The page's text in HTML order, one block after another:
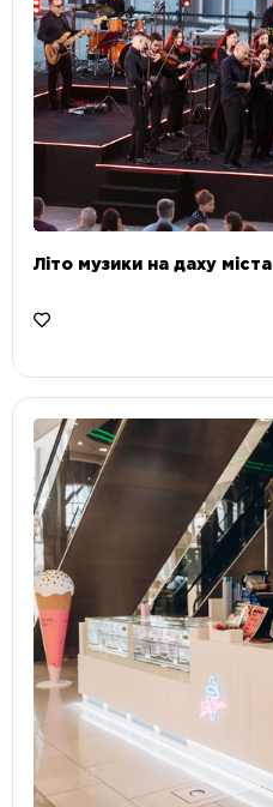
Літо музики на даху міста